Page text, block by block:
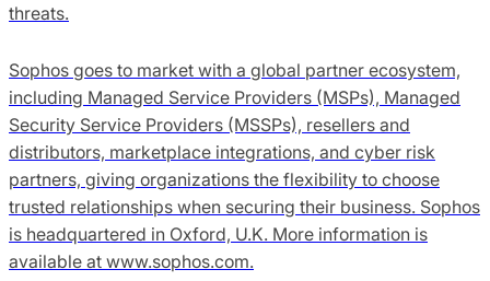
threats.
Sophos goes to market with a global partner ecosystem,
including Managed Service Providers (MSPs), Managed
Security Service Providers (MSSPs), resellers and
distributors, marketplace integrations, and cyber risk
partners, giving organizations the flexibility to choose
trusted relationships when securing their business. Sophos
is headquartered in Oxford, U.K. More information is
available at www.sophos.com.